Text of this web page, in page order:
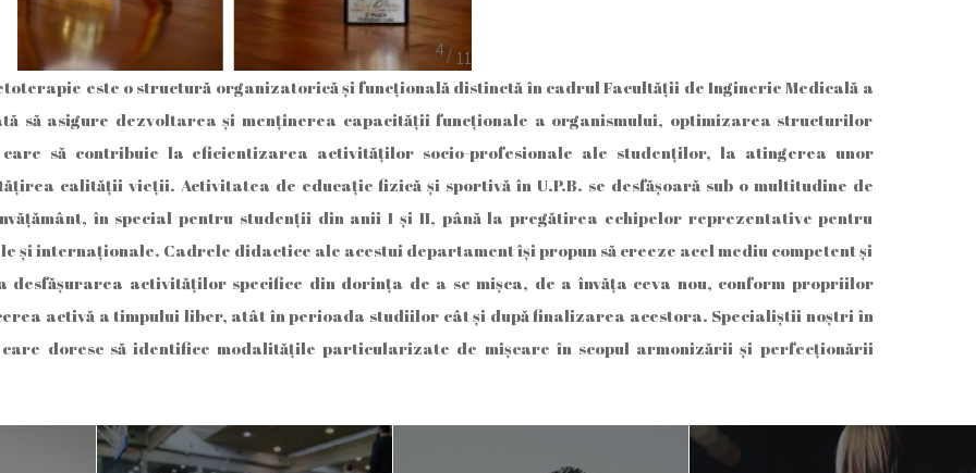
/
este o structură organizatorică şi funcţională distinctă în cadrul Facultăţii de Inginerie Medicală a
să asigure dezvoltarea şi menținerea capacităţii funcţionale a organismului, optimizarea structurilor
să contribuie la eficientizarea activităţilor socio-profesionale ale studenţilor, la atingerea unor
calităţii vieții. Activitatea de educaţie fizică şi sportivă în U.P.B. se desfăşoară sub o multitudine de
în special pentru studenţii din anii I şi II, până la pregătirea echipelor reprezentative pentru
internaţionale. Cadrele didactice ale acestui departament îşi propun să creeze acel mediu competent şi
activităţilor specifice din dorinţa de a se mişca, de a învăţa ceva nou, conform propriilor
activă a timpului liber, atât în perioada studiilor cât şi după finalizarea acestora. Specialiştii noştri în
doresc să identifice modalitățile particularizate de mișcare în scopul armonizării şi perfecţionării